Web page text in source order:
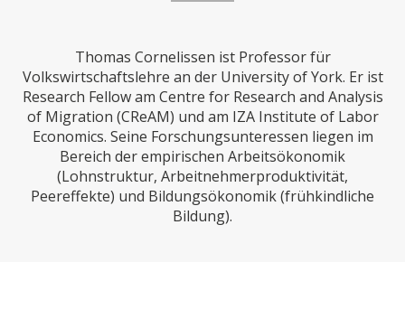
SUCHE
ABO/LOGIN
Thomas Cornelissen ist Professor für
Volkswirtschaftslehre an der University of York. Er ist
Research Fellow am Centre for Research and Analysis
of Migration (CReAM) und am IZA Institute of Labor
Economics. Seine Forschungsunteressen liegen im
Bereich der empirischen Arbeitsökonomik
(Lohnstruktur, Arbeitnehmerproduktivität,
Peereffekte) und Bildungsökonomik (frühkindliche
Bildung).